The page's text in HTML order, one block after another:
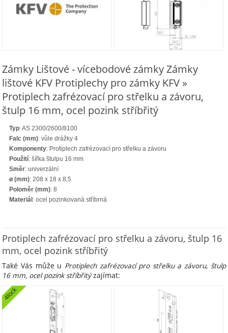
Zámky Lištové - vícebodové zámky Zámky
lištové KFV Protiplechy pro zámky KFV »
Protiplech zafrézovací pro střelku a závoru,
štulp 16 mm, ocel pozink stříbřitý
Typ: AS 2300/2600/8100
Falc (mm): vůle drážky 4
Komponenty: Protiplech zafrézovací pro střelku a závoru
Použití: šířka štulpu 16 mm
Směr: univerzální
ø (mm): 208 x 18 x 8,5
Poloměr (mm): 8
Materiál : ocel pozinkovaná stříbrná
Protiplech zafrézovací pro střelku a závoru, štulp 16
mm, ocel pozink stříbřitý
Také Vás může u Protiplech zafrézovací pro střelku a závoru, štulp
16 mm, ocel pozink stříbřitýzajímat:
4lock